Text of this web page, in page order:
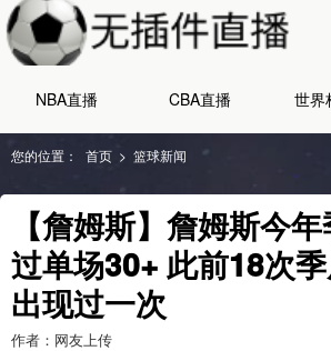
NBA直播 CBA直播 世界
您的位置： 首页 > 篮球新闻
【詹姆斯】詹姆斯今
过单场30+ 此前18次
出现过一次
作者：网友上传